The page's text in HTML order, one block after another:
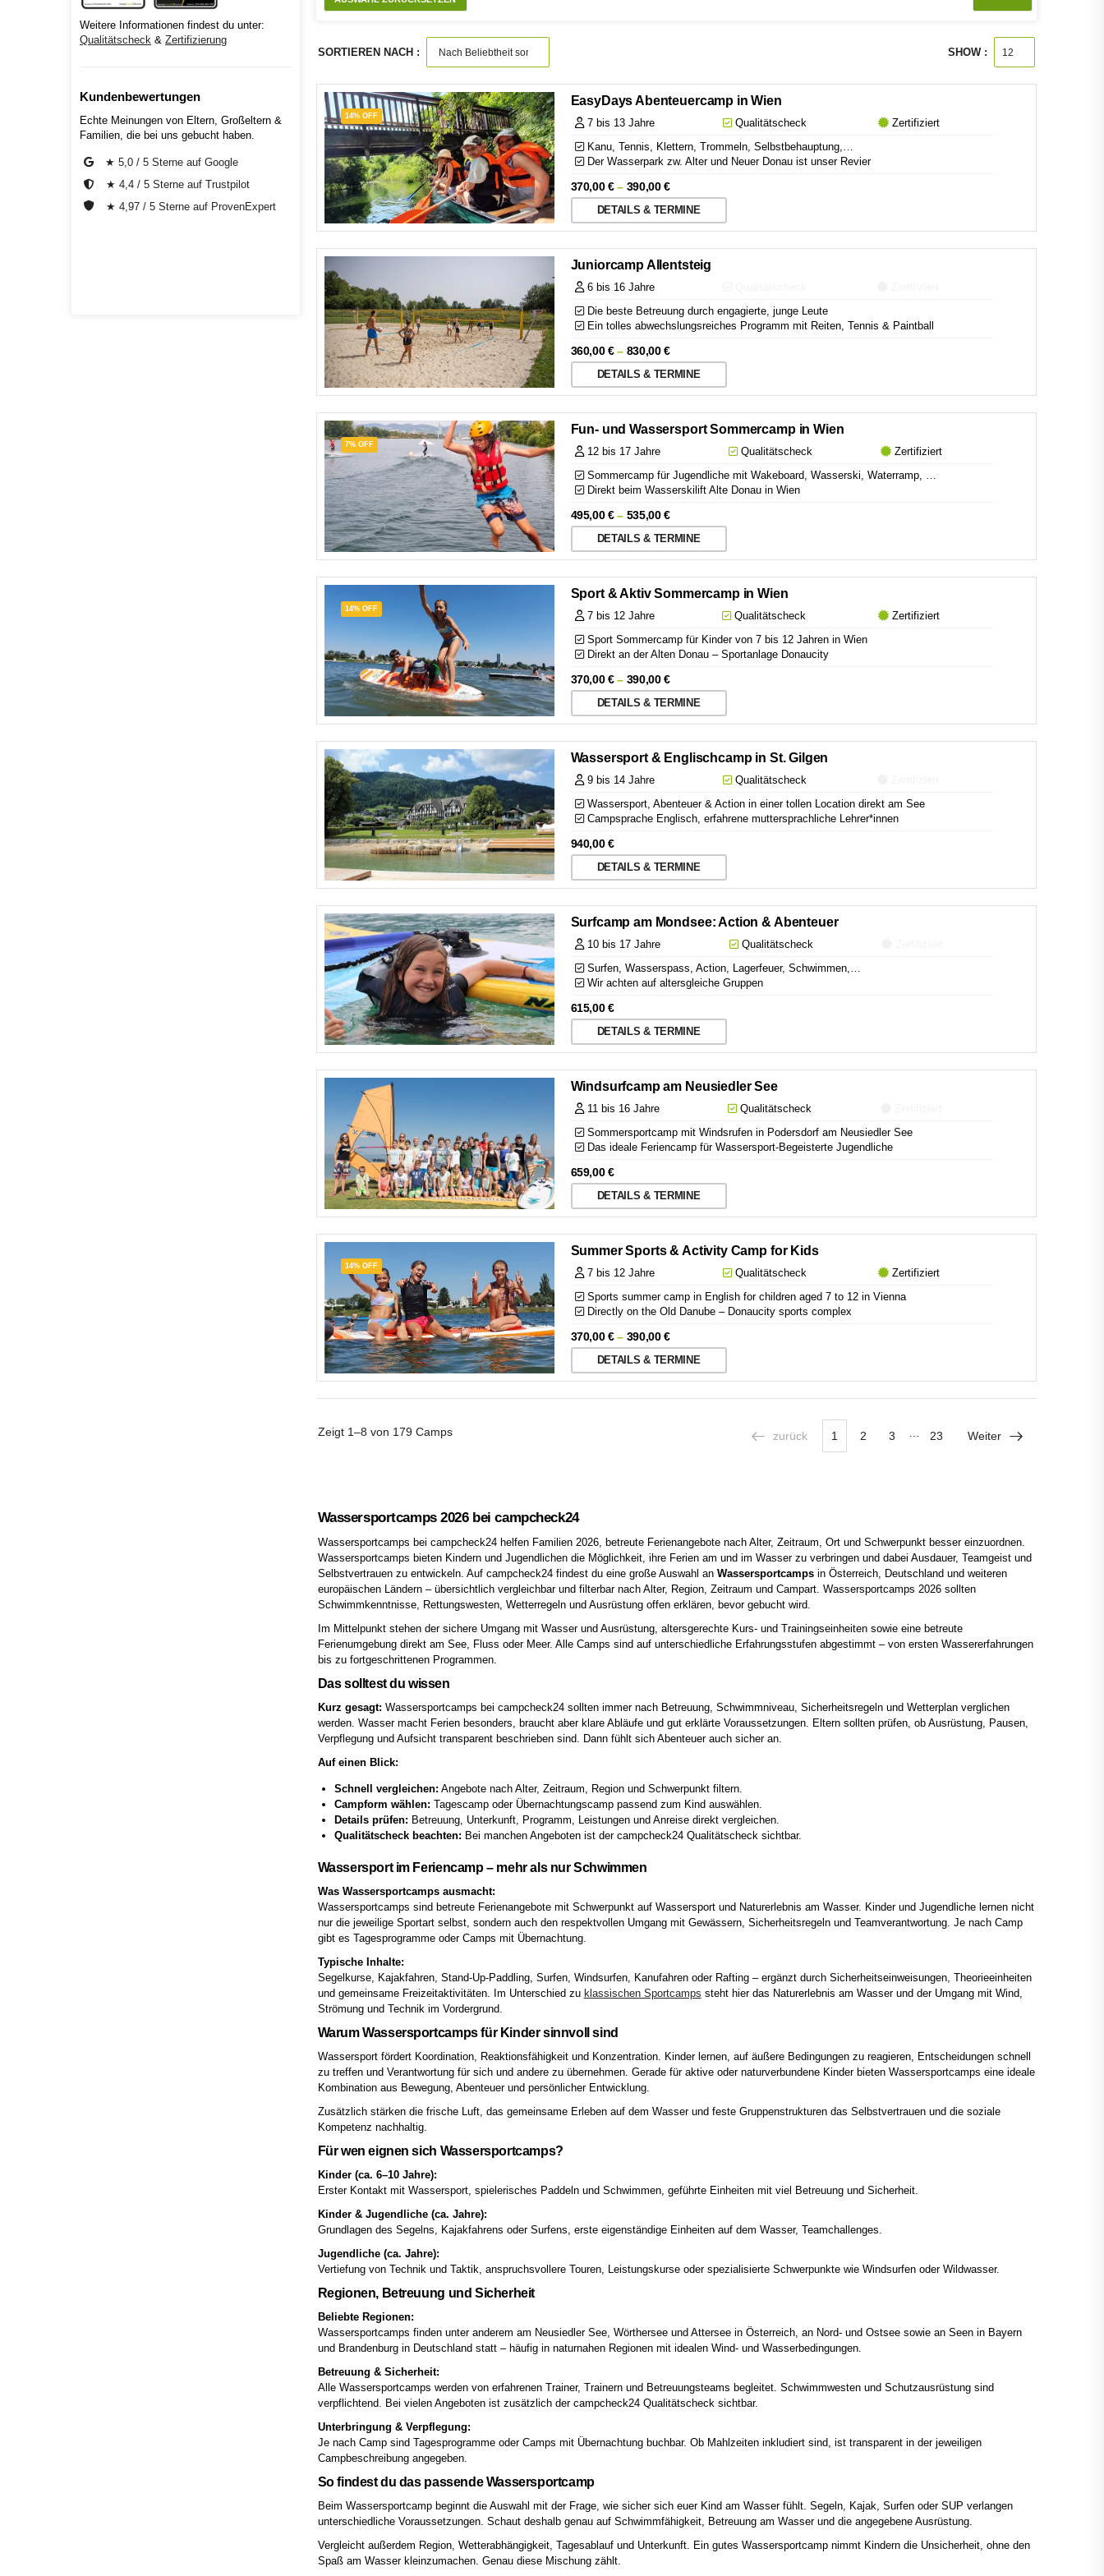
Weitere Informationen findest du unter:
Qualitätscheck & Zertifizierung
Kundenbewertungen
Echte Meinungen von Eltern, Großeltern &
Familien, die bei uns gebucht haben.
★ 5,0 / 5 Sterne auf Google
★ 4,4 / 5 Sterne auf Trustpilot
★ 4,97 / 5 Sterne auf ProvenExpert
SORTIEREN NACH : SHOW :
14% OFF
EasyDays Abenteuercamp in Wien
7 bis 13 Jahre Qualitätscheck
Zertifiziert
Kanu, Tennis, Klettern, Trommeln, Selbstbehauptung,…
Der Wasserpark zw. Alter und Neuer Donau ist unser Revier
370,00€– 390,00€
DETAILS & TERMINE
Juniorcamp Allentsteig
6 bis 16 Jahre
Die beste Betreuung durch engagierte, junge Leute
Ein tolles abwechslungsreiches Programm mit Reiten, Tennis & Paintball
360,00€– 830,00€
DETAILS & TERMINE
7% OFF
Fun- und Wassersport Sommercamp in Wien
12 bis 17 Jahre Qualitätscheck
Zertifiziert
Sommercamp für Jugendliche mit Wakeboard, Wasserski, Waterramp, …
Direkt beim Wasserskilift Alte Donau in Wien
495,00€– 535,00€
DETAILS & TERMINE
14% OFF
Sport & Aktiv Sommercamp in Wien
7 bis 12 Jahre Qualitätscheck
Zertifiziert
Sport Sommercamp für Kinder von 7 bis 12 Jahren in Wien
Direkt an der Alten Donau – Sportanlage Donaucity
370,00€– 390,00€
DETAILS & TERMINE
Wassersport & Englischcamp in St. Gilgen
9 bis 14 Jahre Qualitätscheck
Wassersport, Abenteuer & Action in einer tollen Location direkt am See
Campsprache Englisch, erfahrene muttersprachliche Lehrer*innen
940,00€
DETAILS & TERMINE
Surfcamp am Mondsee: Action & Abenteuer
10 bis 17 Jahre Qualitätscheck
Surfen, Wasserspass, Action, Lagerfeuer, Schwimmen,…
Wir achten auf altersgleiche Gruppen
615,00€
DETAILS & TERMINE
Windsurfcamp am Neusiedler See
11 bis 16 Jahre Qualitätscheck
Sommersportcamp mit Windsrufen in Podersdorf am Neusiedler See
Das ideale Feriencamp für Wassersport-Begeisterte Jugendliche
659,00€
DETAILS & TERMINE
14% OFF
Summer Sports & Activity Camp for Kids
7 bis 12 Jahre Qualitätscheck
Zertifiziert
Sports summer camp in English for children aged 7 to 12 in Vienna
Directly on the Old Danube – Donaucity sports complex
370,00€– 390,00€
DETAILS & TERMINE
Zeigt 1–8 von 179Camps zurück 1 2 3 23 Weiter
Wassersportcamps 2026 bei campcheck24
Wassersportcamps bei campcheck24 helfen Familien 2026, betreute Ferienangebote nach Alter, Zeitraum, Ort und Schwerpunkt besser einzuordnen.
Wassersportcamps bieten Kindern und Jugendlichen die Möglichkeit, ihre Ferien am und im Wasser zu verbringen und dabei Ausdauer, Teamgeist und
Selbstvertrauen zu entwickeln. Auf campcheck24 findest du eine große Auswahl an Wassersportcamps in Österreich, Deutschland und weiteren
europäischen Ländern – übersichtlich vergleichbar und filterbar nach Alter, Region, Zeitraum und Campart. Wassersportcamps 2026 sollten
Schwimmkenntnisse, Rettungswesten, Wetterregeln und Ausrüstung offen erklären, bevor gebucht wird.
Im Mittelpunkt stehen der sichere Umgang mit Wasser und Ausrüstung, altersgerechte Kurs- und Trainingseinheiten sowie eine betreute
Ferienumgebung direkt am See, Fluss oder Meer. Alle Camps sind auf unterschiedliche Erfahrungsstufen abgestimmt – von ersten Wassererfahrungen
bis zu fortgeschrittenen Programmen.
Das solltest du wissen
Kurz gesagt: Wassersportcamps bei campcheck24 sollten immer nach Betreuung, Schwimmniveau, Sicherheitsregeln und Wetterplan verglichen
werden. Wasser macht Ferien besonders, braucht aber klare Abläufe und gut erklärte Voraussetzungen. Eltern sollten prüfen, ob Ausrüstung, Pausen,
Verpflegung und Aufsicht transparent beschrieben sind. Dann fühlt sich Abenteuer auch sicher an.
Auf einen Blick:
Schnell vergleichen: Angebote nach Alter, Zeitraum, Region und Schwerpunkt filtern.
Campform wählen: Tagescamp oder Übernachtungscamp passend zum Kind auswählen.
Details prüfen: Betreuung, Unterkunft, Programm, Leistungen und Anreise direkt vergleichen.
Qualitätscheck beachten: Bei manchen Angeboten ist der campcheck24 Qualitätscheck sichtbar.
Wassersport im Feriencamp – mehr als nur Schwimmen
Was Wassersportcamps ausmacht:
Wassersportcamps sind betreute Ferienangebote mit Schwerpunkt auf Wassersport und Naturerlebnis am Wasser. Kinder und Jugendliche lernen nicht
nur die jeweilige Sportart selbst, sondern auch den respektvollen Umgang mit Gewässern, Sicherheitsregeln und Teamverantwortung. Je nach Camp
gibt es Tagesprogramme oder Camps mit Übernachtung.
Typische Inhalte:
Segelkurse, Kajakfahren, Stand-Up-Paddling, Surfen, Windsurfen, Kanufahren oder Rafting – ergänzt durch Sicherheitseinweisungen, Theorieeinheiten
und gemeinsame Freizeitaktivitäten. Im Unterschied zu klassischen Sportcamps steht hier das Naturerlebnis am Wasser und der Umgang mit Wind,
Strömung und Technik im Vordergrund.
Warum Wassersportcamps für Kinder sinnvoll sind
Wassersport fördert Koordination, Reaktionsfähigkeit und Konzentration. Kinder lernen, auf äußere Bedingungen zu reagieren, Entscheidungen schnell
zu treffen und Verantwortung für sich und andere zu übernehmen. Gerade für aktive oder naturverbundene Kinder bieten Wassersportcamps eine ideale
Kombination aus Bewegung, Abenteuer und persönlicher Entwicklung.
Zusätzlich stärken die frische Luft, das gemeinsame Erleben auf dem Wasser und feste Gruppenstrukturen das Selbstvertrauen und die soziale
Kompetenz nachhaltig.
Für wen eignen sich Wassersportcamps?
Kinder (ca. 6–10 Jahre):
Erster Kontakt mit Wassersport, spielerisches Paddeln und Schwimmen, geführte Einheiten mit viel Betreuung und Sicherheit.
Kinder & Jugendliche (ca. Jahre):
Grundlagen des Segelns, Kajakfahrens oder Surfens, erste eigenständige Einheiten auf dem Wasser, Teamchallenges.
Jugendliche (ca. Jahre):
Vertiefung von Technik und Taktik, anspruchsvollere Touren, Leistungskurse oder spezialisierte Schwerpunkte wie Windsurfen oder Wildwasser.
Regionen, Betreuung und Sicherheit
Beliebte Regionen:
Wassersportcamps finden unter anderem am Neusiedler See, Wörthersee und Attersee in Österreich, an Nord- und Ostsee sowie an Seen in Bayern
und Brandenburg in Deutschland statt – häufig in naturnahen Regionen mit idealen Wind- und Wasserbedingungen.
Betreuung & Sicherheit:
Alle Wassersportcamps werden von erfahrenen Trainer, Trainern und Betreuungsteams begleitet. Schwimmwesten und Schutzausrüstung sind
verpflichtend. Bei vielen Angeboten ist zusätzlich der campcheck24 Qualitätscheck sichtbar.
Unterbringung & Verpflegung:
Je nach Camp sind Tagesprogramme oder Camps mit Übernachtung buchbar. Ob Mahlzeiten inkludiert sind, ist transparent in der jeweiligen
Campbeschreibung angegeben.
So findest du das passende Wassersportcamp
Beim Wassersportcamp beginnt die Auswahl mit der Frage, wie sicher sich euer Kind am Wasser fühlt. Segeln, Kajak, Surfen oder SUP verlangen
unterschiedliche Voraussetzungen. Schaut deshalb genau auf Schwimmfähigkeit, Betreuung am Wasser und die angegebene Ausrüstung.
Vergleicht außerdem Region, Wetterabhängigkeit, Tagesablauf und Unterkunft. Ein gutes Wassersportcamp nimmt Kindern die Unsicherheit, ohne den
Spaß am Wasser kleinzumachen. Genau diese Mischung zählt.